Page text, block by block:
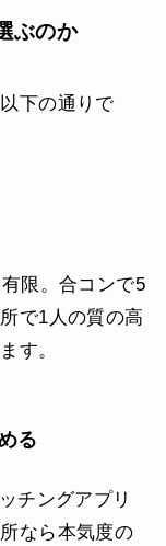
ぶのか
下の通りで
限。合コンで5
で1人の質の高
す。
る
チングアプリ
なら本気度の